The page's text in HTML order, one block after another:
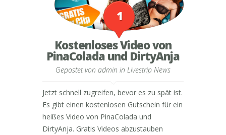
1
Kostenloses Video von
PinaColada und DirtyAnja
Gepostet von admin in Livestrip News
Jetzt schnell zugreifen, bevor es zu spät ist.
Es gibt einen kostenlosen Gutschein für ein
heißes Video von PinaColada und
DirtyAnja. Gratis Videos abzustauben